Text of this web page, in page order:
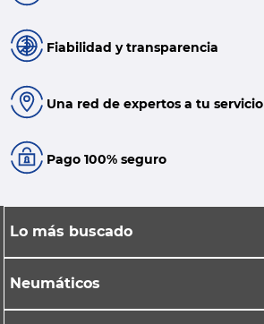
Fiabilidad y transparencia
Una red de expertos a tu servicio
Pago 100% seguro
Lo más buscado
Neumáticos